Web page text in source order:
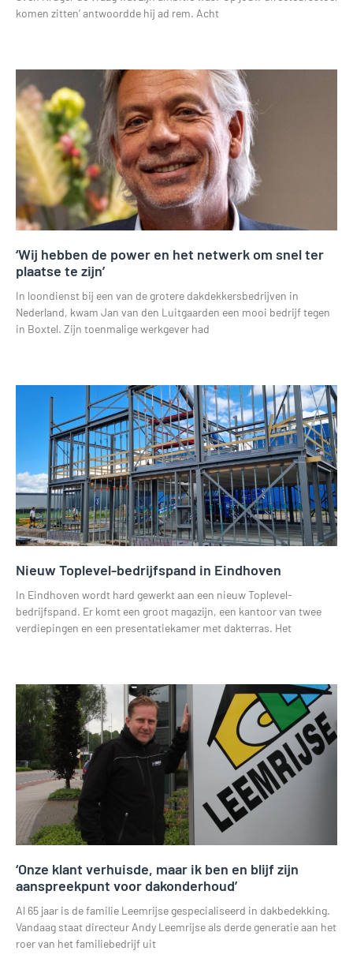
komen zitten’ antwoordde hij ad rem. Acht
‘Wij hebben de power en het netwerk om snel ter
plaatse te zijn’
In loondienst bij een van de grotere dakdekkersbedrijven in
Nederland, kwam Jan van den Luitgaarden een mooi bedrijf tegen
in Boxtel. Zijn toenmalige werkgever had
Nieuw Toplevel-bedrijfspand in Eindhoven
In Eindhoven wordt hard gewerkt aan een nieuw Toplevel-
bedrijfspand. Er komt een groot magazijn, een kantoor van twee
verdiepingen en een presentatiekamer met dakterras. Het
‘Onze klant verhuisde, maar ik ben en blijf zijn
aanspreekpunt voor dakonderhoud’
Al 65 jaar is de familie Leemrijse gespecialiseerd in dakbedekking.
Vandaag staat directeur Andy Leemrijse als derde generatie aan het
roer van het familiebedrijf uit